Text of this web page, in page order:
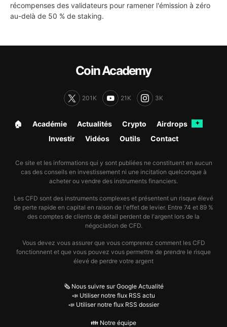
récompenses des validateurs pour ramener l'émission à zéro
au-delà de 50 % de staking.
Coin Academy
201K 21K 3K
🏠︎ Académie Actualités Crypto Airdrops ✦
Investir Vidéos Outils Contact
Ce site et les informations qui y sont publiées ne constituent en aucun
cas des conseils en investissement ni une incitation quelconque à
acheter ou vendre des instruments financiers.
Les CFD sont des instruments complexes et présentent un risque élevé
de perte rapide en capital en raison de l'effet de levier. Entre 74 et 89 %
des comptes de clients de détail perdent de l'argent lors de la
négociation de CFD.
Vous devez vous assurer que vous comprenez comment les CFD
fonctionnent et que vous pouvez vous permettre de prendre le risque
élevé de perdre votre argent
🗞️ Nous suivre sur Google Actualité
📣 Utiliser notre flux RSS actu
📣 Utiliser notre flux RSS dossier
👪 Notre équipe